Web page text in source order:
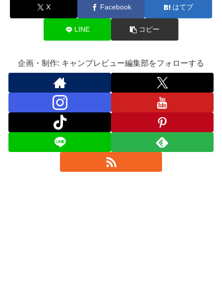
X Facebook はてブ
LINE コピー
企画・制作: キャンプレビュー編集部をフォローする